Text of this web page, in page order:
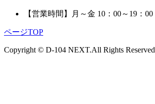
【営業時間】 月～金 10：00～19：00
ページTOP
Copyright © D-104 NEXT.All Rights Reserved